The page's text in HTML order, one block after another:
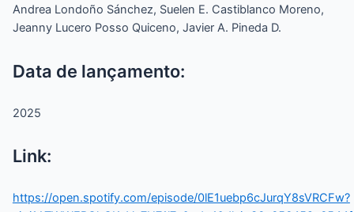
Andrea Londoño Sánchez, Suelen E. Castiblanco Moreno,
Jeanny Lucero Posso Quiceno, Javier A. Pineda D.
Data de lançamento:
2025
Link:
https://open.spotify.com/episode/0lE1uebp6cJurqY8sVRCFw?